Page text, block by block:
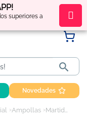
superiores a
tus compras

Novedades
Ampollas Martiderm Ampolla Flash, 1U.